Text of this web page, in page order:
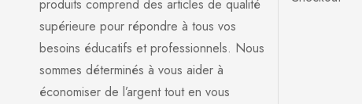
produits comprend des articles de qualité
supérieure pour répondre à tous vos
besoins éducatifs et professionnels. Nous
sommes déterminés à vous aider à
économiser de l’argent tout en vous